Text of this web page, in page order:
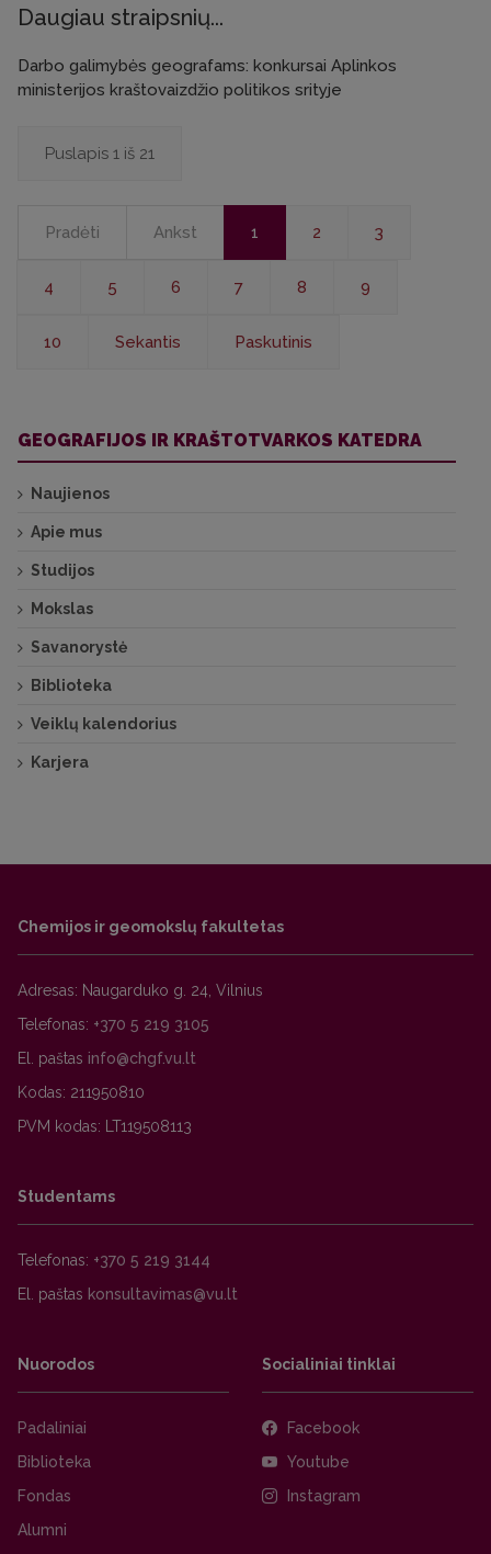
Daugiau straipsnių...
Darbo galimybės geografams: konkursai Aplinkos
ministerijos kraštovaizdžio politikos srityje
Puslapis 1 iš 21
Pradėti Ankst 1 2 3
4 5 6 7 8 9
10 Sekantis Paskutinis
GEOGRAFIJOS IR KRAŠTOTVARKOS KATEDRA
Naujienos
Apie mus
Studijos
Mokslas
Savanorystė
Biblioteka
Veiklų kalendorius
Karjera
Chemijos ir geomokslų fakultetas
Adresas: Naugarduko g. 24, Vilnius
Telefonas: +370 5 219 3105
El. paštas
Kodas: 211950810
PVM kodas: LT119508113
Studentams
Telefonas: +370 5 219 3144
El. paštas
Nuorodos
Padaliniai
Biblioteka
Fondas
Alumni
Socialiniai tinklai
Facebook
Youtube
Instagram